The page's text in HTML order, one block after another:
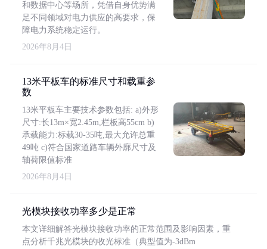
和数据中心等场所，凭借自身优势满
足不同领域对电力供应的高要求，保
障电力系统稳定运行。
2026年8月4日
13米平板车的标准尺寸和载重参
数
13米平板车主要技术参数包括: a)外形
尺寸:长13m×宽2.45m,栏板高55cm b)
承载能力:标载30-35吨,最大允许总重
49吨 c)符合国家道路车辆外廓尺寸及
轴荷限值标准
2026年8月4日
光模块接收功率多少是正常
本文详细解答光模块接收功率的正常范围及影响因素，重
点分析千兆光模块的收光标准（典型值为-3dBm